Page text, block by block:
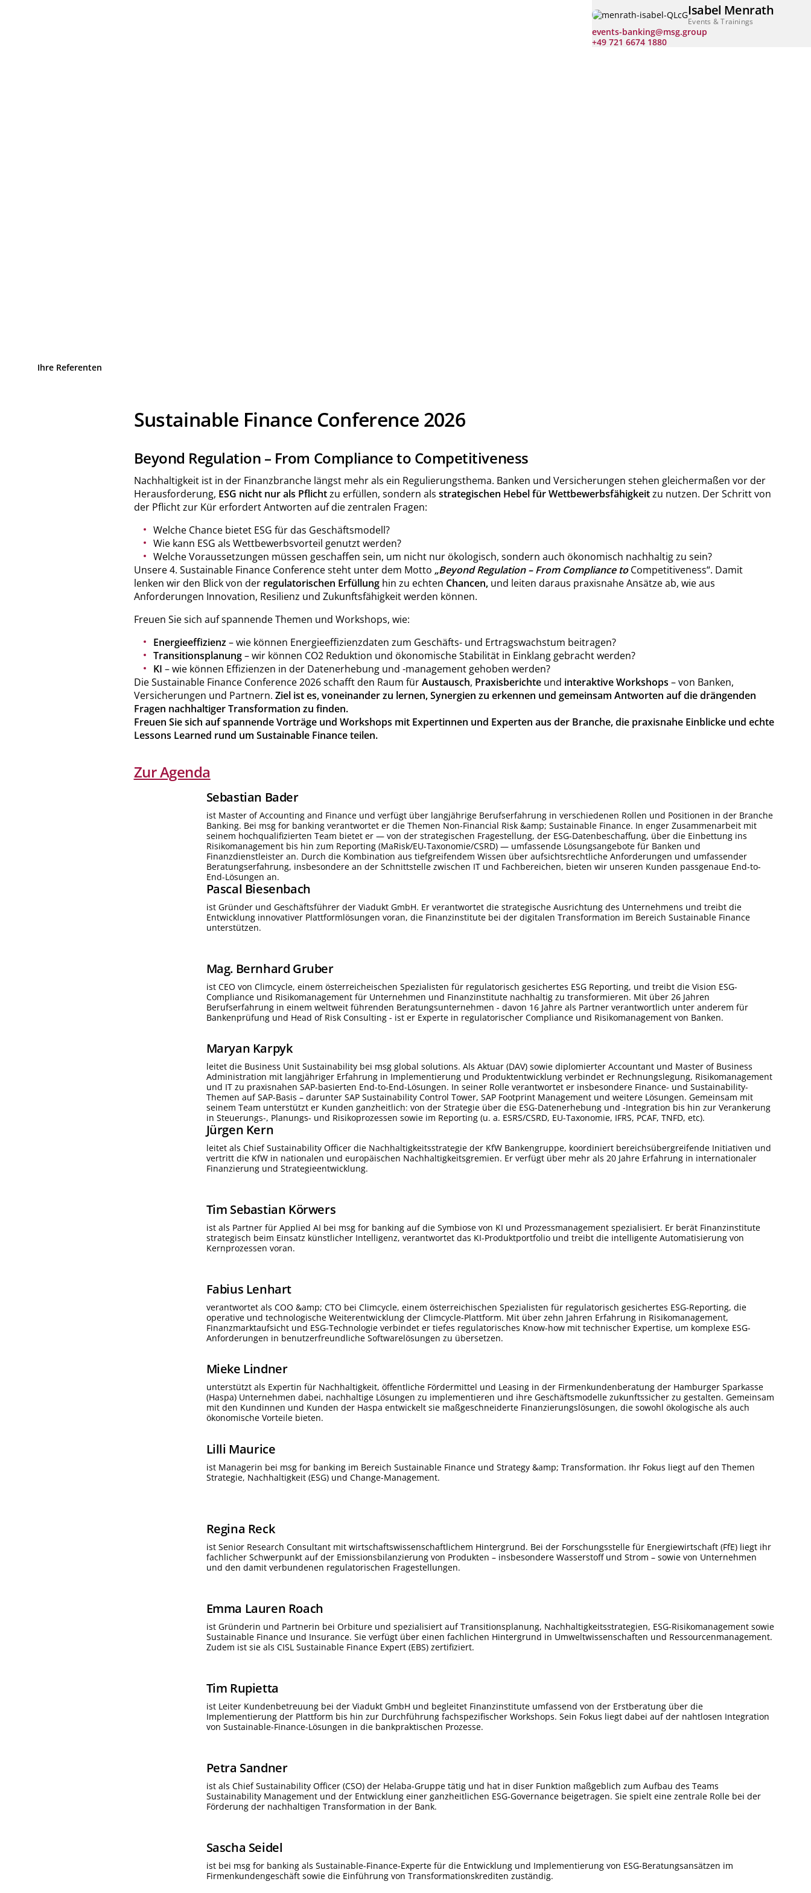
Isabel Menrath
Events & Trainings
events-banking@msg.group
+49 721 6674 1880
Ihre Referenten
Sustainable Finance Conference 2026
Beyond Regulation – From Compliance to Competitiveness
Nachhaltigkeit ist in der Finanzbranche längst mehr als ein Regulierungsthema. Banken und Versicherungen stehen gleichermaßen vor der
Herausforderung, ESG nicht nur als Pflichtzu erfüllen, sondern als strategischen Hebel für Wettbewerbsfähigkeitzu nutzen. Der Schritt von
der Pflicht zur Kür erfordert Antworten auf die zentralen Fragen:
Welche Chance bietet ESG für das Geschäftsmodell?
Wie kann ESG als Wettbewerbsvorteil genutzt werden?
Welche Voraussetzungen müssen geschaffen sein, um nicht nur ökologisch, sondern auch ökonomisch nachhaltig zu sein?
Unsere 4. Sustainable Finance Conference steht unter dem Motto „Beyond Regulation – From Compliance toCompetitiveness“. Damit
lenken wir den Blick von der regulatorischen Erfüllunghin zu echten Chancen,und leiten daraus praxisnahe Ansätze ab, wie aus
Anforderungen Innovation, Resilienz und Zukunftsfähigkeit werden können.
Freuen Sie sich auf spannende Themen und Workshops, wie:
Energieeffizienz– wie können Energieeffizienzdaten zum Geschäfts- und Ertragswachstum beitragen?
Transitionsplanung– wir können CO2 Reduktion und ökonomische Stabilität in Einklang gebracht werden?
KI – wie können Effizienzen in der Datenerhebung und -management gehoben werden?
Die Sustainable Finance Conference 2026 schafft den Raum fürAustausch, Praxisberichteund interaktive Workshops – von Banken,
Versicherungen und Partnern. Ziel ist es, voneinander zu lernen, Synergien zu erkennen und gemeinsam Antworten auf die drängenden
Fragen nachhaltiger Transformation zu finden.
Freuen Sie sich auf spannende Vorträge und Workshops mit Expertinnen und Experten aus der Branche, die praxisnahe Einblicke und echte
Lessons Learned rund um Sustainable Finance teilen.
Zur Agenda
Sebastian Bader
ist Master of Accounting and Finance und verfügt über langjährige Berufserfahrung in verschiedenen Rollen und Positionen in der Branche
Banking. Bei msg for banking verantwortet er die Themen Non-Financial Risk &amp; Sustainable Finance. In enger Zusammenarbeit mit
seinem hochqualifizierten Team bietet er — von der strategischen Fragestellung, der ESG-Datenbeschaffung, über die Einbettung ins
Risikomanagement bis hin zum Reporting (MaRisk/EU-Taxonomie/CSRD) — umfassende Lösungsangebote für Banken und
Finanzdienstleister an. Durch die Kombination aus tiefgreifendem Wissen über aufsichtsrechtliche Anforderungen und umfassender
Beratungserfahrung, insbesondere an der Schnittstelle zwischen IT und Fachbereichen, bieten wir unseren Kunden passgenaue End-to-
End-Lösungen an.
Pascal Biesenbach
ist Gründer und Geschäftsführer der Viadukt GmbH. Er verantwortet die strategische Ausrichtung des Unternehmens und treibt die
Entwicklung innovativer Plattformlösungen voran, die Finanzinstitute bei der digitalen Transformation im Bereich Sustainable Finance
unterstützen.
Mag. Bernhard Gruber
ist CEO von Climcycle, einem österreicheischen Spezialisten für regulatorisch gesichertes ESG Reporting, und treibt die Vision ESG-
Compliance und Risikomanagement für Unternehmen und Finanzinstitute nachhaltig zu transformieren. Mit über 26 Jahren
Berufserfahrung in einem weltweit führenden Beratungsunternehmen - davon 16 Jahre als Partner verantwortlich unter anderem für
Bankenprüfung und Head of Risk Consulting - ist er Experte in regulatorischer Compliance und Risikomanagement von Banken.
Maryan Karpyk
leitet die Business Unit Sustainability bei msg global solutions. Als Aktuar (DAV) sowie diplomierter Accountant und Master of Business
Administration mit langjähriger Erfahrung in Implementierung und Produktentwicklung verbindet er Rechnungslegung, Risikomanagement
und IT zu praxisnahen SAP-basierten End-to-End-Lösungen. In seiner Rolle verantwortet er insbesondere Finance- und Sustainability-
Themen auf SAP-Basis – darunter SAP Sustainability Control Tower, SAP Footprint Management und weitere Lösungen. Gemeinsam mit
seinem Team unterstützt er Kunden ganzheitlich: von der Strategie über die ESG-Datenerhebung und -Integration bis hin zur Verankerung
in Steuerungs-, Planungs- und Risikoprozessen sowie im Reporting (u. a. ESRS/CSRD, EU-Taxonomie, IFRS, PCAF, TNFD, etc).
Jürgen Kern
leitet als Chief Sustainability Officer die Nachhaltigkeitsstrategie der KfW Bankengruppe, koordiniert bereichsübergreifende Initiativen und
vertritt die KfW in nationalen und europäischen Nachhaltigkeitsgremien. Er verfügt über mehr als 20 Jahre Erfahrung in internationaler
Finanzierung und Strategieentwicklung.
Tim Sebastian Körwers
ist als Partner für Applied AI bei msg for banking auf die Symbiose von KI und Prozessmanagement spezialisiert. Er berät Finanzinstitute
strategisch beim Einsatz künstlicher Intelligenz, verantwortet das KI-Produktportfolio und treibt die intelligente Automatisierung von
Kernprozessen voran.
Fabius Lenhart
verantwortet als COO &amp; CTO bei Climcycle, einem österreichischen Spezialisten für regulatorisch gesichertes ESG-Reporting, die
operative und technologische Weiterentwicklung der Climcycle-Plattform. Mit über zehn Jahren Erfahrung in Risikomanagement,
Finanzmarktaufsicht und ESG-Technologie verbindet er tiefes regulatorisches Know-how mit technischer Expertise, um komplexe ESG-
Anforderungen in benutzerfreundliche Softwarelösungen zu übersetzen.
Mieke Lindner
unterstützt als Expertin für Nachhaltigkeit, öffentliche Fördermittel und Leasing in der Firmenkundenberatung der Hamburger Sparkasse
(Haspa) Unternehmen dabei, nachhaltige Lösungen zu implementieren und ihre Geschäftsmodelle zukunftssicher zu gestalten. Gemeinsam
mit den Kundinnen und Kunden der Haspa entwickelt sie maßgeschneiderte Finanzierungslösungen, die sowohl ökologische als auch
ökonomische Vorteile bieten.
Lilli Maurice
ist Managerin bei msg for banking im Bereich Sustainable Finance und Strategy &amp; Transformation. Ihr Fokus liegt auf den Themen
Strategie, Nachhaltigkeit (ESG) und Change-Management.
Regina Reck
ist Senior Research Consultant mit wirtschaftswissenschaftlichem Hintergrund. Bei der Forschungsstelle für Energiewirtschaft (FfE) liegt ihr
fachlicher Schwerpunkt auf der Emissionsbilanzierung von Produkten – insbesondere Wasserstoff und Strom – sowie von Unternehmen
und den damit verbundenen regulatorischen Fragestellungen.
Emma Lauren Roach
ist Gründerin und Partnerin bei Orbiture und spezialisiert auf Transitionsplanung, Nachhaltigkeitsstrategien, ESG-Risikomanagement sowie
Sustainable Finance und Insurance. Sie verfügt über einen fachlichen Hintergrund in Umweltwissenschaften und Ressourcenmanagement.
Zudem ist sie als CISL Sustainable Finance Expert (EBS) zertifiziert.
Tim Rupietta
ist Leiter Kundenbetreuung bei der Viadukt GmbH und begleitet Finanzinstitute umfassend von der Erstberatung über die
Implementierung der Plattform bis hin zur Durchführung fachspezifischer Workshops. Sein Fokus liegt dabei auf der nahtlosen Integration
von Sustainable-Finance-Lösungen in die bankpraktischen Prozesse.
Petra Sandner
ist als Chief Sustainability Officer (CSO) der Helaba-Gruppe tätig und hat in diser Funktion maßgeblich zum Aufbau des Teams
Sustainability Management und der Entwicklung einer ganzheitlichen ESG-Governance beigetragen. Sie spielt eine zentrale Rolle bei der
Förderung der nachhaltigen Transformation in der Bank.
Sascha Seidel
ist bei msg for banking als Sustainable-Finance-Experte für die Entwicklung und Implementierung von ESG-Beratungsansätzen im
Firmenkundengeschäft sowie die Einführung von Transformationskrediten zuständig.